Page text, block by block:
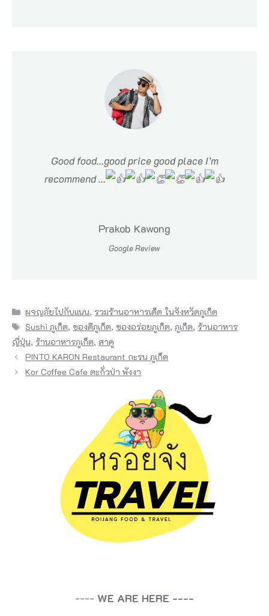
Good food…good price good place I’m
recommend …
Prakob Kawong
Google Review
Categories
ผจญภัยไปกับแนน, รวมร้านอาหารเด็ด ในจังหวัดภูเก็ต
Tags
Sushi ภูเก็ต, ของดีภูเก็ต, ของอร่อยภูเก็ต,ภูเก็ต, ร้านอาหาร
ญี่ปุ่น, ร้านอาหารภูเก็ต, สาคู
PINTO KARON Restaurant กะรน ภูเก็ต
Kor Coffee Cafe ตะกั่วป่า พังงา
---- WE ARE HERE ----